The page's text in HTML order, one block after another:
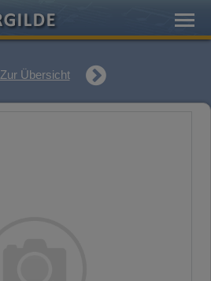
Zur Übersicht